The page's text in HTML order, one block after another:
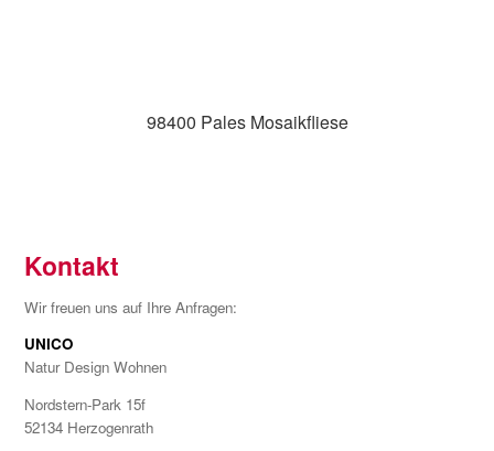
98400 Pales Mosaikfliese
Kontakt
Wir freuen uns auf Ihre Anfragen:
UNICO
Natur Design Wohnen
Nordstern-Park 15f
52134 Herzogenrath